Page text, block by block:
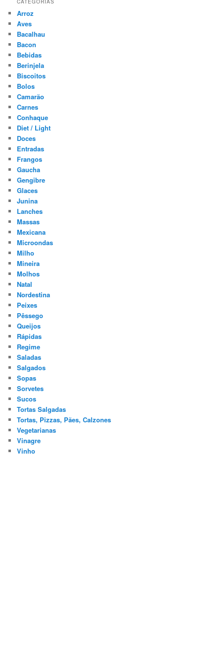
CATEGORIAS
Arroz
Aves
Bacalhau
Bacon
Bebidas
Berinjela
Biscoitos
Bolos
Camarão
Carnes
Conhaque
Diet / Light
Doces
Entradas
Frangos
Gaucha
Gengibre
Glaces
Junina
Lanches
Massas
Mexicana
Microondas
Milho
Mineira
Molhos
Natal
Nordestina
Peixes
Pêssego
Queijos
Rápidas
Regime
Saladas
Salgados
Sopas
Sorvetes
Sucos
Tortas Salgadas
Tortas, Pizzas, Pães, Calzones
Vegetarianas
Vinagre
Vinho